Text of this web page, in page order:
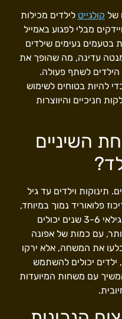
של קולגייט לילדים מכילות
מבלי לפגוע באמייל
בטעמים נעימים שילדים
עדינה, מה שהופך את
לשתף פעולה.
להיות בטוחים לשימוש
חניכיים והיווצרות
השיניים
וילדים עד גיל
פלואוריד נמוך במיוחד,
בכמות של גרגר אורז בלבד. ילדים בגילאי 3-6 שנים יכולים
עם כמות של אפונה
את המשחה, אלא ירקו
מגיל 6 ומעלה, ילדים יכולים להשתמש
עם משחות המיועדות